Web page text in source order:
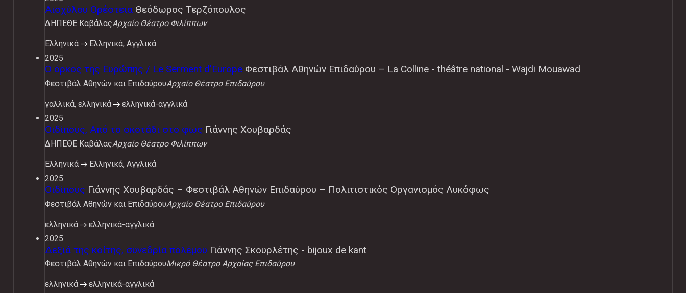
Αισχύλου Ορέστεια Θεόδωρος Τερζόπουλος
ΔΗΠΕΘΕ ΚαβάλαςΑρχαίο Θέατρο Φιλίππων
Ελληνικά
Ελληνικά, Αγγλικά
2025
Ο όρκος της Ευρώπης / Le Serment d’Europe Φεστιβάλ Αθηνών Επιδαύρου – La Colline - théâtre national - Wajdi Mouawad
Φεστιβάλ Αθηνών και ΕπιδαύρουΑρχαίο Θέατρο Επιδαύρου
γαλλικά, ελληνικά
ελληνικά-αγγλικά
2025
Οιδίπους, Από το σκοτάδι στο φως Γιάννης Χουβαρδάς
ΔΗΠΕΘΕ ΚαβάλαςΑρχαίο Θέατρο Φιλίππων
Ελληνικά
Ελληνικά, Αγγλικά
2025
Οιδίπους Γιάννης Χουβαρδάς – Φεστιβάλ Αθηνών Επιδαύρου – Πολιτιστικός Οργανισμός Λυκόφως
Φεστιβάλ Αθηνών και ΕπιδαύρουΑρχαίο Θέατρο Επιδαύρου
ελληνικά
ελληνικά-αγγλικά
2025
Δεξιά της κοίτης, συνεδρία πολέμου Γιάννης Σκουρλέτης - bijoux de kant
Φεστιβάλ Αθηνών και ΕπιδαύρουΜικρό Θέατρο Αρχαίας Επιδαύρου
ελληνικά
ελληνικά-αγγλικά